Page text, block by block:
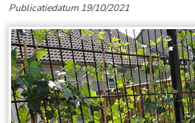
Publicatiedatum 19/10/2021